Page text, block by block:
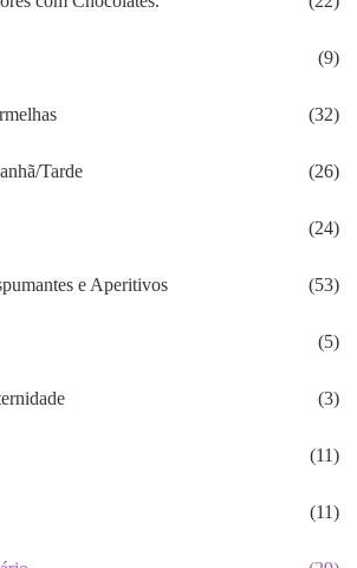
(9)
(32)
Tarde (26)
(24)
e Aperitivos (53)
(5)
(3)
(11)
(11)